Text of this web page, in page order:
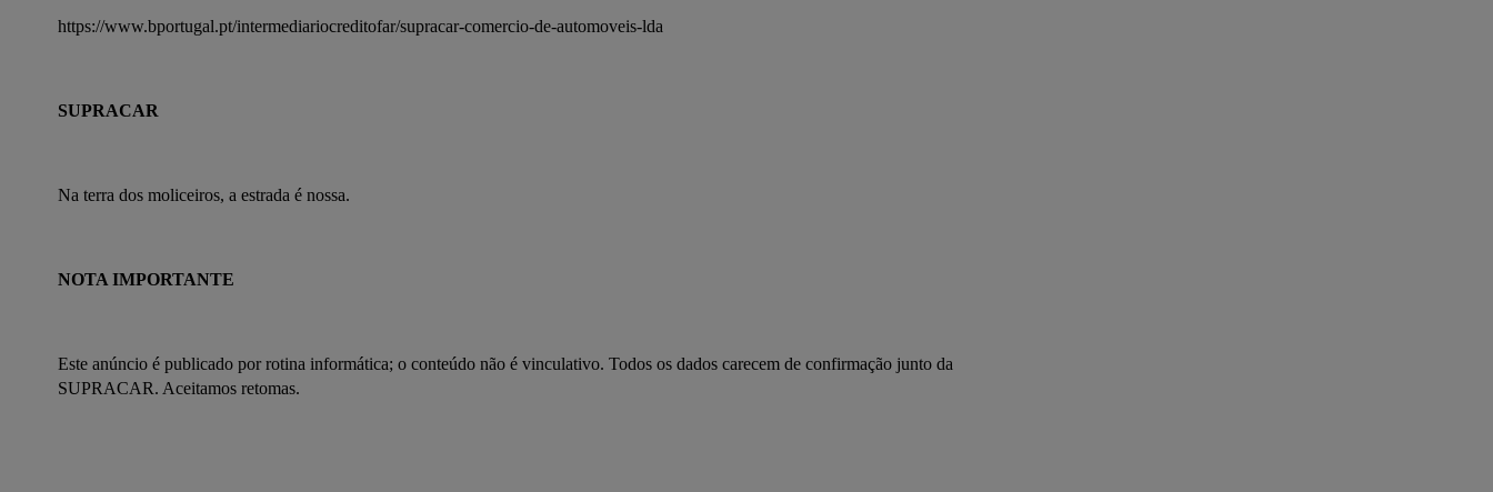
https://www.bportugal.pt/intermediariocreditofar/supracar-comercio-de-automoveis-lda
SUPRACAR
Na terra dos moliceiros, a estrada é nossa.
NOTA IMPORTANTE
Este anúncio é publicado por rotina informática; o conteúdo não é vinculativo. Todos os dados carecem de confirmação junto da
SUPRACAR. Aceitamos retomas.